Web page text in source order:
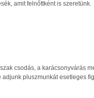
amit felnőttként is szeretünk.
csodás, a karácsonyvárás
adjunk pluszmunkát esetleges